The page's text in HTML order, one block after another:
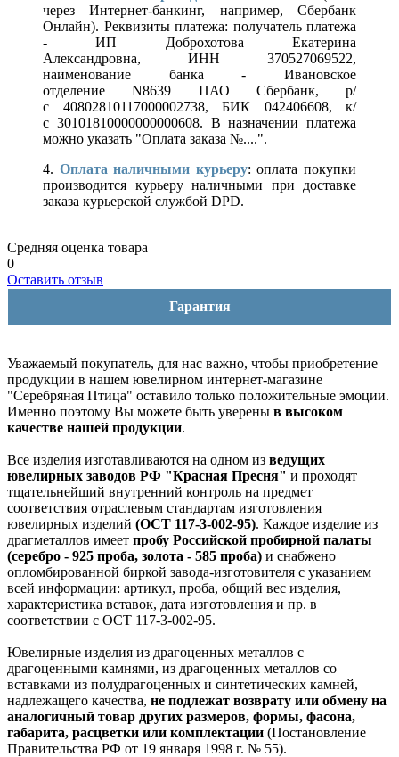
через Интернет-банкинг, например, Сбербанк
Онлайн). Реквизиты платежа: получатель платежа
- ИП Доброхотова Екатерина
Александровна, ИНН 370527069522,
наименование банка - Ивановское
отделение N8639 ПАО Сбербанк, р/
с 40802810117000002738, БИК 042406608, к/
с 30101810000000000608. В назначении платежа
можно указать "Оплата заказа №....".
4. Оплата наличными курьеру: оплата покупки
производится курьеру наличными при доставке
заказа курьерской службой DPD.
Средняя оценка товара
0
Оставить отзыв
Гарантия
Уважаемый покупатель, для нас важно, чтобы приобретение
продукции в нашем ювелирном интернет-магазине
"Серебряная Птица" оставило только положительные эмоции.
Именно поэтому Вы можете быть уверены в высоком
качестве нашей продукции.
Все изделия изготавливаются на одном из ведущих
ювелирных заводов РФ "Красная Пресня" и проходят
тщательнейший внутренний контроль на предмет
соответствия отраслевым стандартам изготовления
ювелирных изделий (ОСТ 117-3-002-95). Каждое изделие из
драгметаллов имеет пробу Российской пробирной палаты
(серебро - 925 проба, золота - 585 проба) и снабжено
опломбированной биркой завода-изготовителя с указанием
всей информации: артикул, проба, общий вес изделия,
характеристика вставок, дата изготовления и пр. в
соответствии с ОСТ 117-3-002-95.
Ювелирные изделия из драгоценных металлов с
драгоценными камнями, из драгоценных металлов со
вставками из полудрагоценных и синтетических камней,
надлежащего качества, не подлежат возврату или обмену на
аналогичный товар других размеров, формы, фасона,
габарита, расцветки или комплектации (Постановление
Правительства РФ от 19 января 1998 г. № 55).